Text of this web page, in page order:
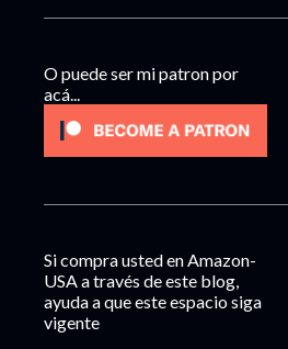
O puede ser mi patron por
acá...
Si compra usted en Amazon-
USA a través de este blog,
ayuda a que este espacio siga
vigente